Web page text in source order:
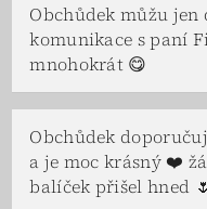
Obchůdek můžu
komunikace s paní
mnohokrát 😋
Obchůdek
a je moc krásný ❤️
balíček přišel hned